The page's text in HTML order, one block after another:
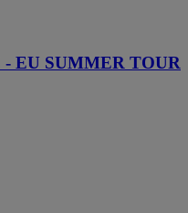
EU SUMMER TOUR